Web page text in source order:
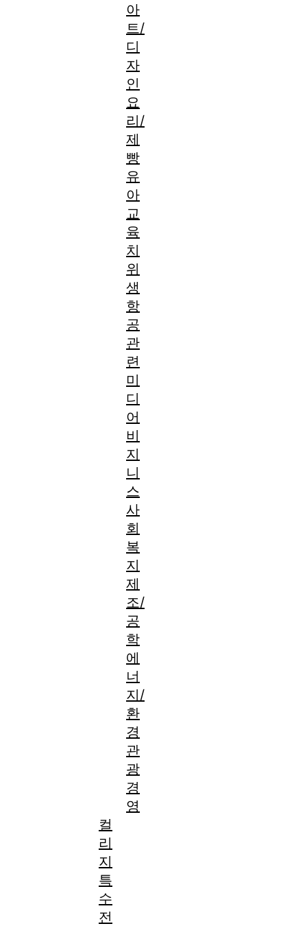
아
트/
디
자
인
요
리/
제
빵
유
아
교
육
치
위
생
항
공
관
련
미
디
어
비
지
니
스
사
회
복
지
제
조/
공
학
에
너
지/
환
경
관
광
경
영
컬
리
지
특
수
전